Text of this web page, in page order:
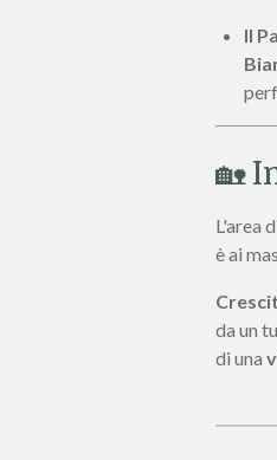
Il
🏡
L'area
è ai
da un
di una